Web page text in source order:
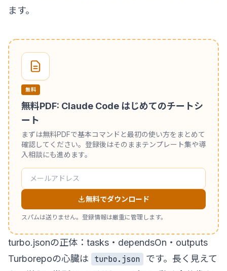
ます。
無料
無料PDF: Claude Code はじめてのチートシ
ート
まずは無料PDFで基本コマンドと最初の使い方をまとめて
確認してください。登録後はそのままテンプレート集や導
入相談にも進めます。
無料でダウンロード
スパムは送りません。登録情報は厳重に管理します。
turbo.jsonの正体：tasks・dependsOn・outputs
Turborepoの心臓は
turbo.json
です。長く見えて